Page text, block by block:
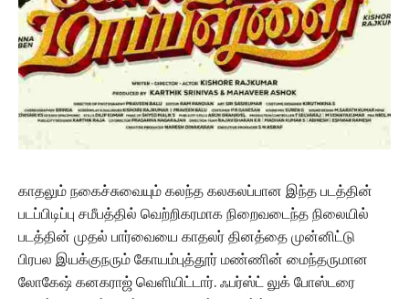
காதலும் நகைச்சுவையும் கலந்த கலகலப்பான‌ இந்த படத்தின்
படப்பிடிப்பு சமீபத்தில் வெற்றிகரமாக நிறைவடைந்த நிலையில்
படத்தின் முதல் பார்வையை காதலர் தினத்தை முன்னிட்டு
பிரபல இயக்குநரும் கோயம்புத்தூர் மண்ணின் மைந்தருமான
லோகேஷ் கனகராஜ் வெளியிட்டார். ஃபர்ஸ்ட் லுக் போஸ்டரை